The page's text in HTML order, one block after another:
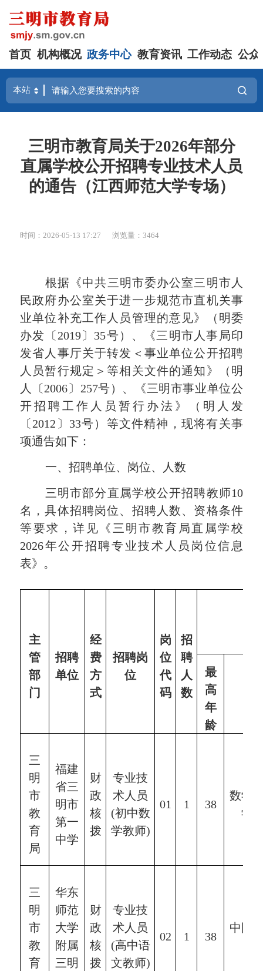
首页 机构概况 政务中心 教育资讯 工作动态 公众
三明市教育局关于2026年部分
直属学校公开招聘专业技术人员
的通告（江西师范大学专场）
时间：2026-05-13 17:27 浏览量：3464
根据《中共三明市委办公室三明市人
民政府办公室关于进一步规范市直机关事
业单位补充工作人员管理的意见》（明委
办发〔 2019〕35号）、《三明市人事局印
发省人事厅关于转发＜事业单位公开招聘
人员暂行规定＞等相关文件的通知》（明
人〔2006〕257号）、《三明市事业单位公
开招聘工作人员暂行办法》（明人发
〔2012〕33号）等文件精神，现将有关事
项通告如下：
一、招聘单位、岗位、人数
三明市部分直属学校公开招聘教师10
名，具体招聘岗位、招聘人数、资格条件
等要求，详见《三明市教育局直属学校
2026年公开招聘专业技术 人员岗位信息
表》。
主
管
部
门
招聘
单位
经
费
方
式
招聘岗
位
岗
位
代
码
招
聘
人
数
最
高
年
龄
三
明
市
教
育
局
福建
省三
明市
第一
中学
财
政
核
拨
专业技
术人员
(初中数
学教师)
01 1 38
数学
学
三
明
市
教
育
华东
师范
大学
附属
三明
财
政
核
拨
专业技
术人员
(高中语
文教师)
02 1 38
中国